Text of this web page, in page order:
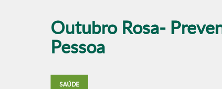
Outubro Rosa-
Pessoa
SAÚDE